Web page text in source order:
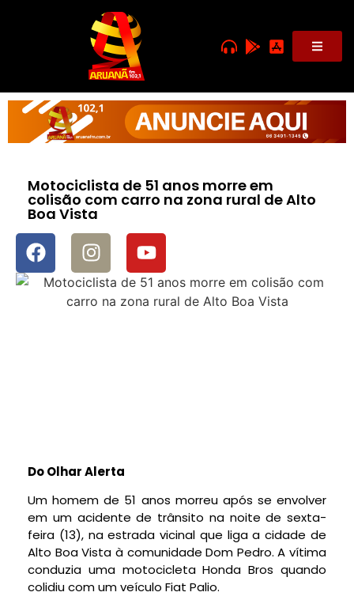
Motociclista de 51 anos morre em
colisão com carro na zona rural de Alto
Boa Vista
Do Olhar Alerta
Um homem de 51 anos morreu após se envolver
em um acidente de trânsito na noite de sexta-
feira (13), na estrada vicinal que liga a cidade de
Alto Boa Vista à comunidade Dom Pedro. A vítima
conduzia uma motocicleta Honda Bros quando
colidiu com um veículo Fiat Palio.